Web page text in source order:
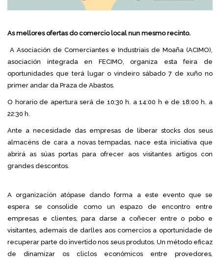
As mellores ofertas do comercio local nun mesmo recinto.
A Asociación de Comerciantes e Industriais de Moaña (ACIMO),
asociación integrada en FECIMO, organiza esta feira de
oportunidades que terá lugar o vindeiro sábado 7 de xuño no
primer andar da Praza de Abastos.
O horario de apertura será de 10:30 h. a 14:00 h e de 18:00 h. a
22:30 h.
Ante a necesidade das empresas de liberar stocks dos seus
almacéns de cara a novas tempadas, nace esta iniciativa que
abrirá as súas portas para ofrecer aos visitantes artigos con
grandes descontos.
A organización atópase dando forma a este evento que se
espera se consolide como un espazo de encontro entre
empresas e clientes, para darse a coñecer entre o pobo e
visitantes, ademais de darlles aos comercios a oportunidade de
recuperar parte do invertido nos seus produtos. Un método eficaz
de dinamizar os cliclos económicos entre provedores,